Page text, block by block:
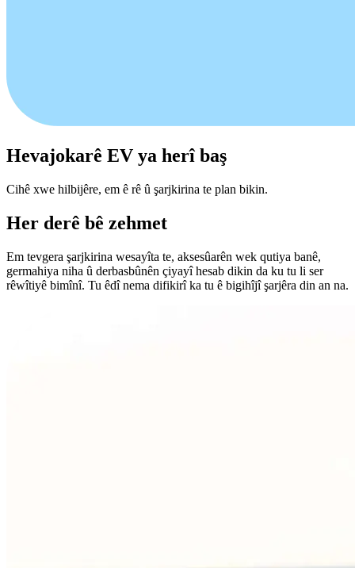
Hevajokarê EV ya herî baş
Cihê xwe hilbijêre, em ê rê û şarjkirina te plan bikin.
Her derê bê zehmet
Em tevgera şarjkirina wesayîta te, aksesûarên wek qutiya banê,
germahiya niha û derbasbûnên çiyayî hesab dikin da ku tu li ser
rêwîtiyê bimînî. Tu êdî nema difikirî ka tu ê bigihîjî şarjêra din an na.